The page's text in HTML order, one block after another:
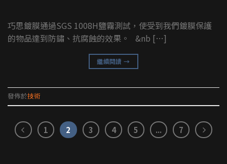
巧思鍍膜通過SGS 1008H鹽霧測試，使受到我們鍍膜保護
的物品達到防鏽、抗腐蝕的效果。 &nb […]
繼續閱讀→
發佈於技術
1 2 3 4 5 ... 7